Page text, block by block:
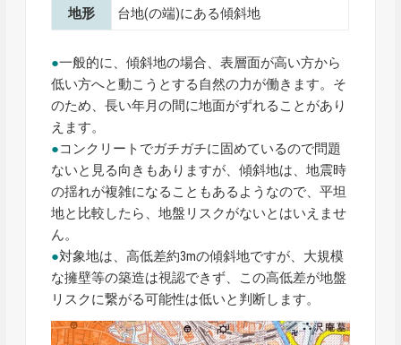
地形 台地(の端)にある傾斜地
●一般的に、傾斜地の場合、表層面が高い方から
低い方へと動こうとする自然の力が働きます。そ
のため、長い年月の間に地面がずれることがあり
えます。
●コンクリートでガチガチに固めているので問題
ないと見る向きもありますが、傾斜地は、地震時
の揺れが複雑になることもあるようなので、平坦
地と比較したら、地盤リスクがないとはいえませ
ん。
●対象地は、高低差約3mの傾斜地ですが、大規模
な擁壁等の築造は視認できず、この高低差が地盤
リスクに繋がる可能性は低いと判断します。